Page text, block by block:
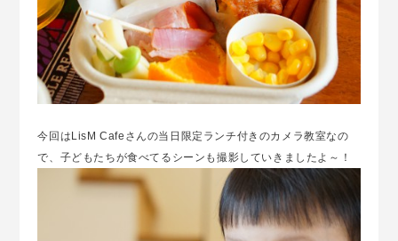
今回はLisM Cafeさんの当日限定ランチ付きのカメラ教室なの
で、子どもたちが食べてるシーンも撮影していきましたよ～！